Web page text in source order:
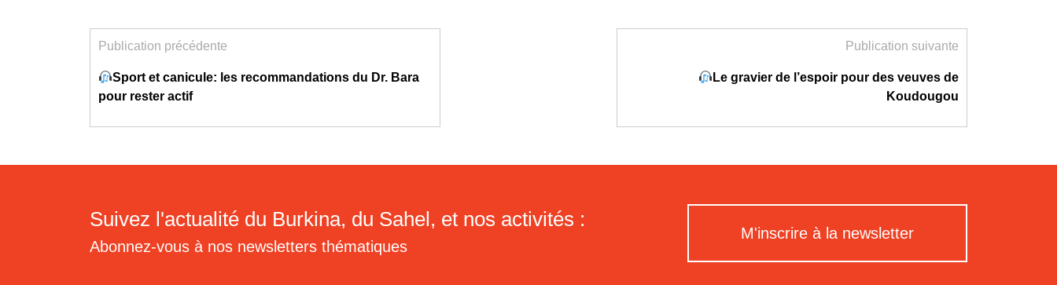
Publication précédente
Sport et canicule: les recommandations du Dr. Bara
pour rester actif
Publication suivante
Le gravier de l’espoir pour des veuves de
Koudougou
Suivez l'actualité du Burkina, du Sahel, et nos activités :
Abonnez-vous à nos newsletters thématiques
M'inscrire à la newsletter